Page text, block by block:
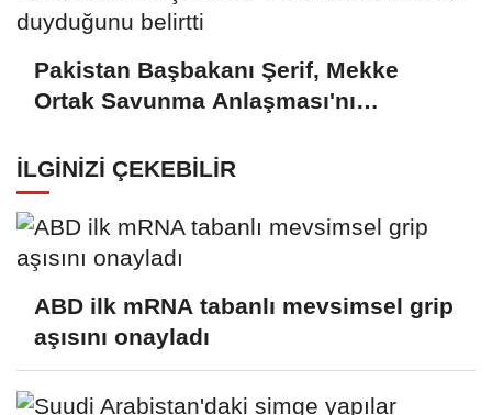
Pakistan Başbakanı Şerif, Mekke
Ortak Savunma Anlaşması'nı
belirtti
İLGINIZI ÇEKEBILIR
ABD ilk mRNA tabanlı mevsimsel grip
aşısını onayladı